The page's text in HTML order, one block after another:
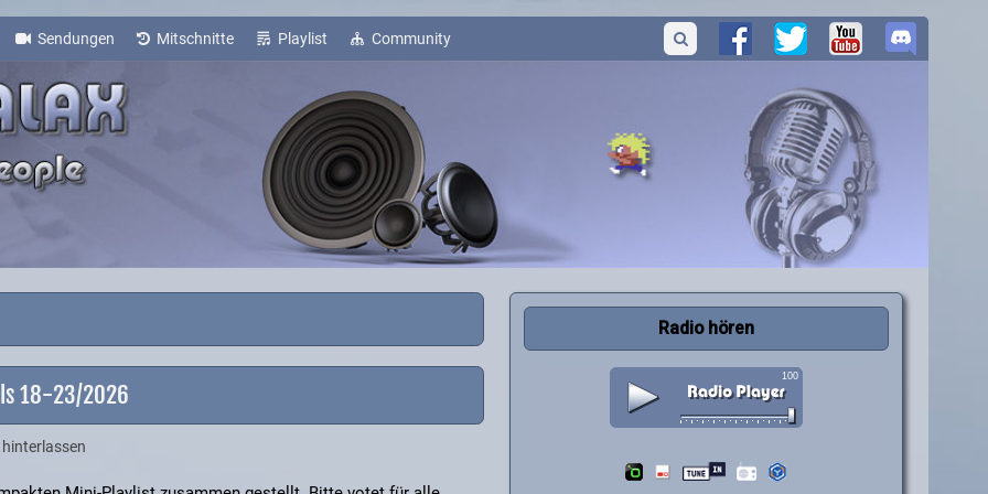
Sendungen Mitschnitte Playlist Community
18-23/2026
Radio hören